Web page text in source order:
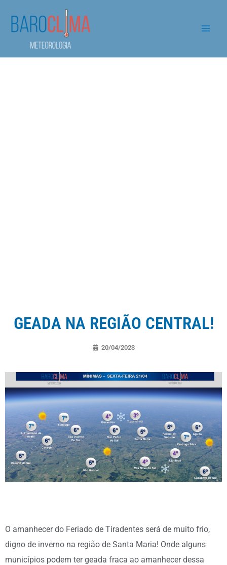
GEADA NA REGIÃO CENTRAL!
20/04/2023
O amanhecer do Feriado de Tiradentes será de muito frio,
digno de inverno na região de Santa Maria! Onde alguns
municípios podem ter geada fraca ao amanhecer dessa